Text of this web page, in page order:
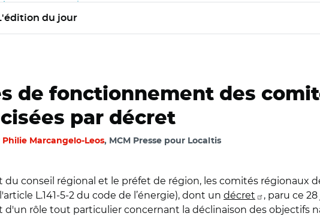
du jour
de fonctionnement des
par décret
Philie Marcangelo-Leos, MCM Presse pour Localtis
conseil régional et le préfet de région, les comités régionaux
L.141-5-2 du code de l’énergie), dont un décret
, paru ce
rôle tout particulier concernant la déclinaison des objectifs